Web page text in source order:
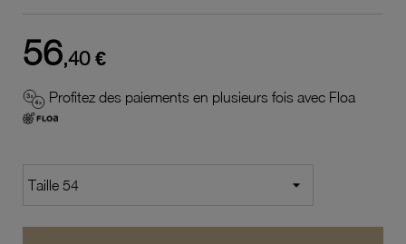
56,40 €
Profitez des paiements en plusieurs fois avec Floa